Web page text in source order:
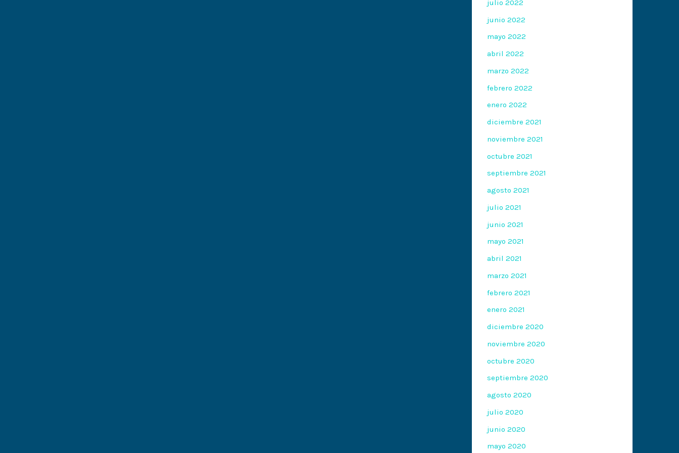
julio 2022
junio 2022
mayo 2022
abril 2022
marzo 2022
febrero 2022
enero 2022
diciembre 2021
noviembre 2021
octubre 2021
septiembre 2021
agosto 2021
julio 2021
junio 2021
mayo 2021
abril 2021
marzo 2021
febrero 2021
enero 2021
diciembre 2020
noviembre 2020
octubre 2020
septiembre 2020
agosto 2020
julio 2020
junio 2020
mayo 2020